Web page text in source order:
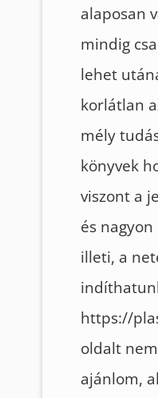
alaposan
mindig
lehet
korlátlan
mély
könyvek
viszont a
és
illeti, a
https://
oldalt
ajánlom,